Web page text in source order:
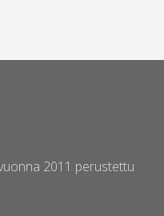
2011 perustettu